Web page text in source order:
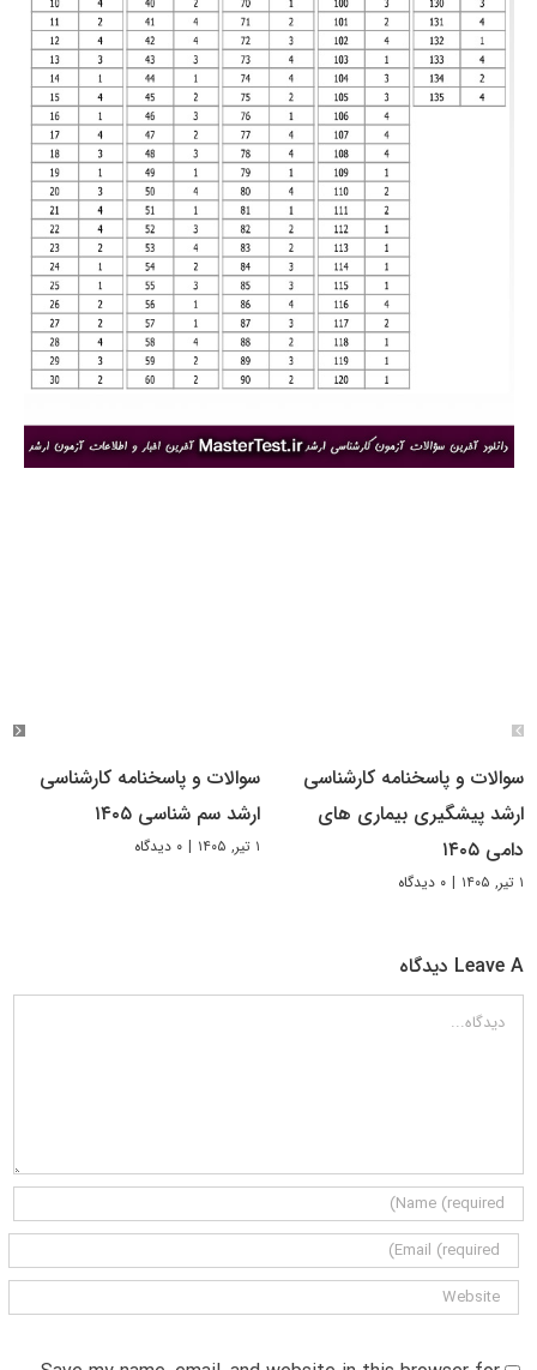
سوالات و پاسخنامه کارشناسی
ارشد پیشگیری بیماری های
دامی ۱۴۰۵
۱ تیر, ۱۴۰۵ | ۰ دیدگاه
سوالات و پاسخنامه کارشناسی
ارشد سم شناسی ۱۴۰۵
۱ تیر, ۱۴۰۵ | ۰ دیدگاه
Leave A دیدگاه
دیدگاه